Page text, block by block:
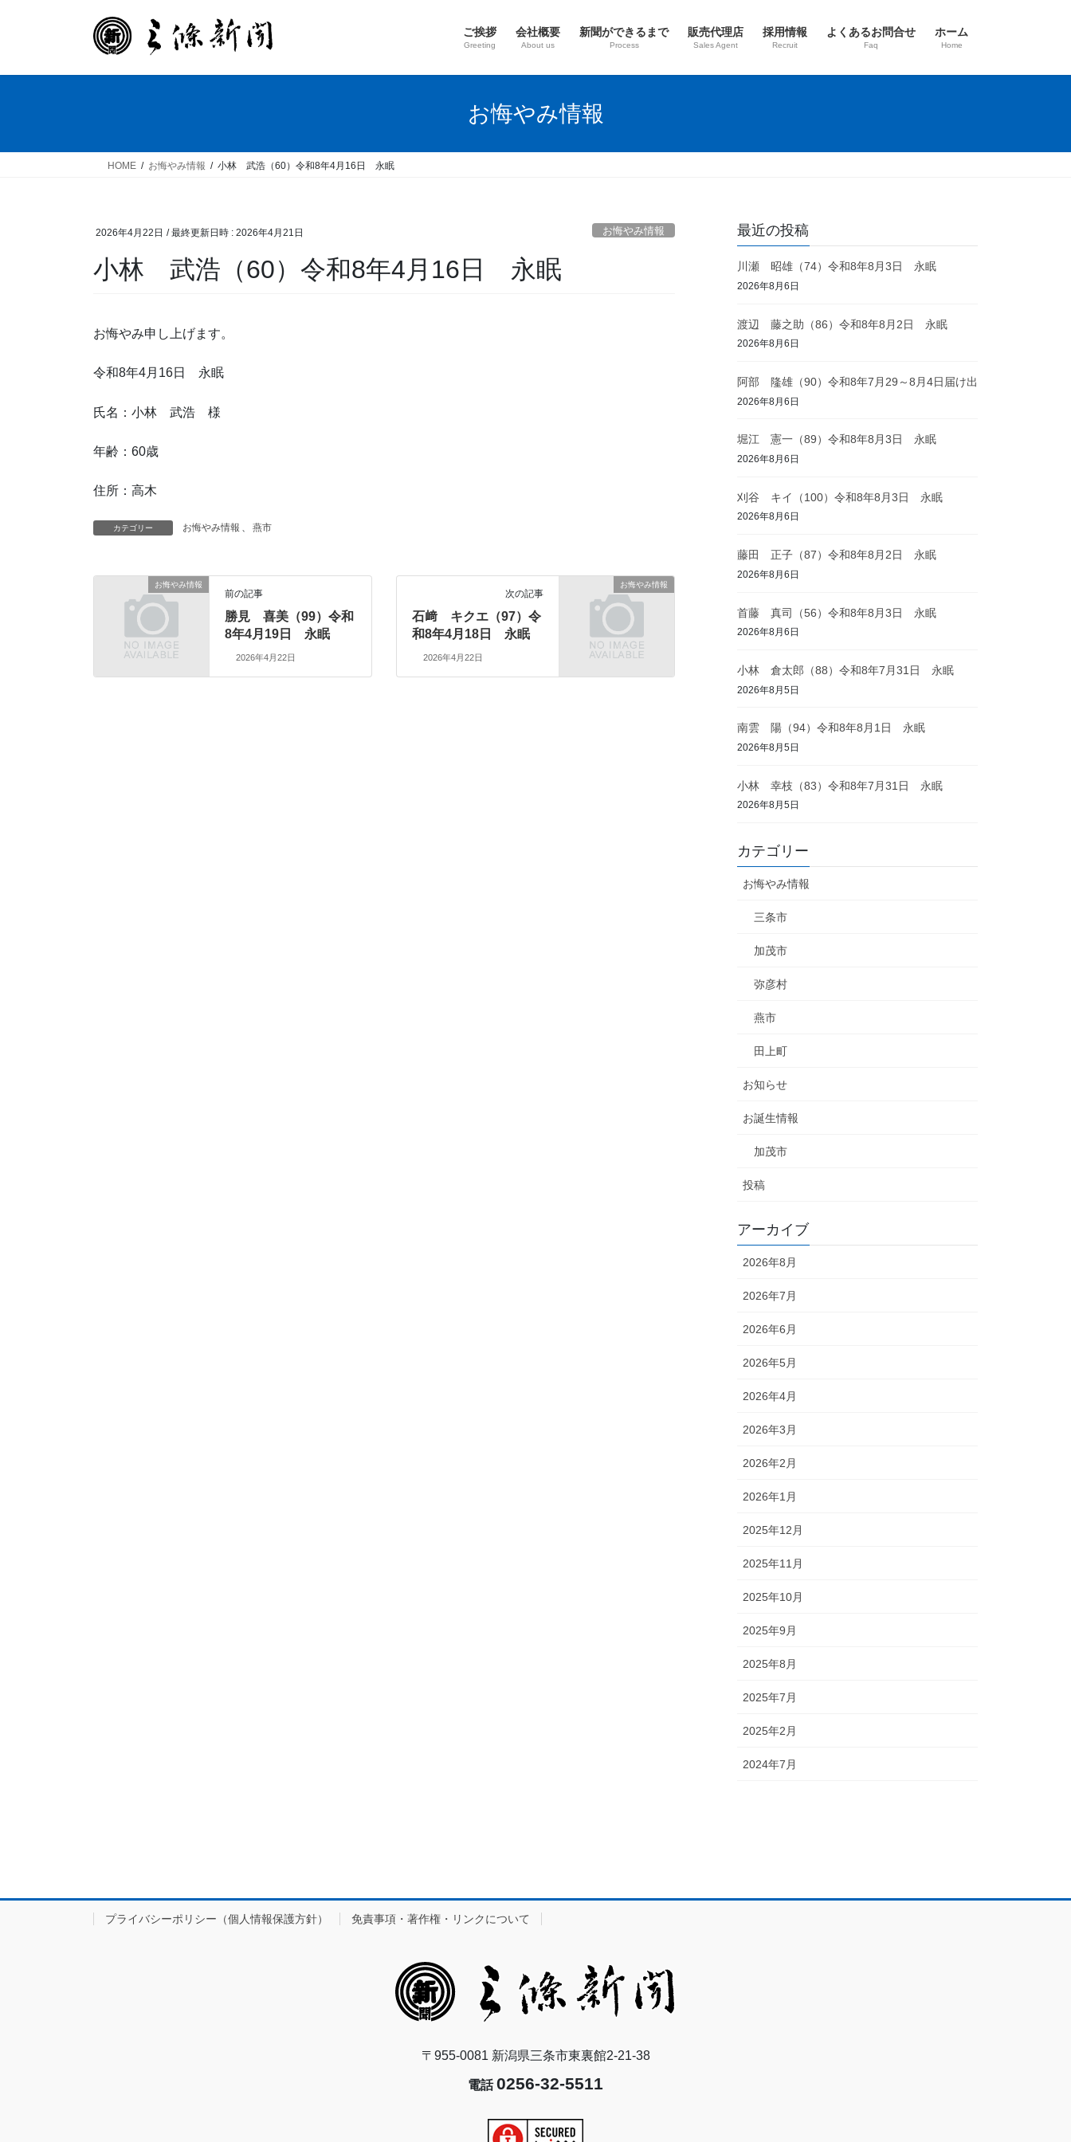
ご挨拶
Greeting
会社概要
About us
新聞ができるまで
Process
販売代理店
Sales Agent
採用情報
Recruit
よくあるお問合せ
Faq
ホーム
Home
お悔やみ情報
HOME お悔やみ情報 小林 武浩（60）令和8年4月16日 永眠
2026年4月22日 / 最終更新日時 : 2026年4月21日 お悔やみ情報
小林 武浩（60）令和8年4月16日 永眠
お悔やみ申し上げます。
令和8年4月16日 永眠
氏名：小林 武浩 様
年齢：60歳
住所：高木
カテゴリー お悔やみ情報 、 燕市
お悔やみ情報
前の記事
勝見 喜美（99）令和
8年4月19日 永眠
2026年4月22日
お悔やみ情報
次の記事
石﨑 キクエ（97）令
和8年4月18日 永眠
2026年4月22日
最近の投稿
川瀬 昭雄（74）令和8年8月3日 永眠
2026年8月6日
渡辺 藤之助（86）令和8年8月2日 永眠
2026年8月6日
阿部 隆雄（90）令和8年7月29～8月4日届け出
2026年8月6日
堀江 憲一（89）令和8年8月3日 永眠
2026年8月6日
刈谷 キイ（100）令和8年8月3日 永眠
2026年8月6日
藤田 正子（87）令和8年8月2日 永眠
2026年8月6日
首藤 真司（56）令和8年8月3日 永眠
2026年8月6日
小林 倉太郎（88）令和8年7月31日 永眠
2026年8月5日
南雲 陽（94）令和8年8月1日 永眠
2026年8月5日
小林 幸枝（83）令和8年7月31日 永眠
2026年8月5日
カテゴリー
お悔やみ情報
三条市
加茂市
弥彦村
燕市
田上町
お知らせ
お誕生情報
加茂市
投稿
アーカイブ
2026年8月
2026年7月
2026年6月
2026年5月
2026年4月
2026年3月
2026年2月
2026年1月
2025年12月
2025年11月
2025年10月
2025年9月
2025年8月
2025年7月
2025年2月
2024年7月
プライバシーポリシー（個人情報保護方針） 免責事項・著作権・リンクについて
〒955-0081 新潟県三条市東裏館2-21-38
電話0256-32-5511